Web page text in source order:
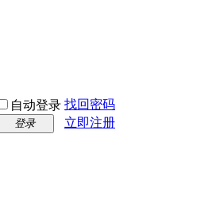
自动登录 找回密码
登录
立即注册